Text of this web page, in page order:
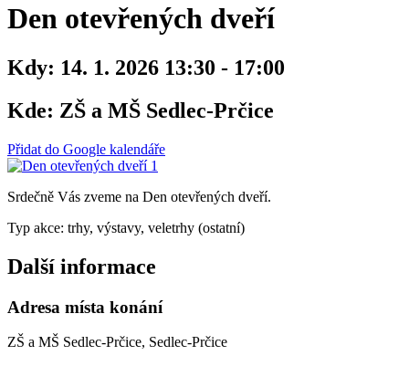
Den otevřených dveří
Kdy: 14. 1. 2026 13:30 - 17:00
Kde: ZŠ a MŠ Sedlec-Prčice
Přidat do Google kalendáře
Srdečně Vás zveme na Den otevřených dveří.
Typ akce: trhy, výstavy, veletrhy (ostatní)
Další informace
Adresa místa konání
ZŠ a MŠ Sedlec-Prčice, Sedlec-Prčice